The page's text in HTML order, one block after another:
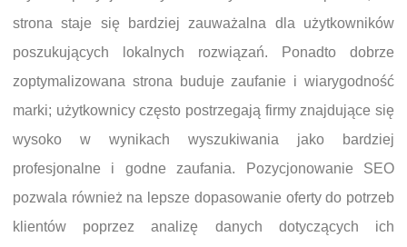
strona staje się bardziej zauważalna dla użytkowników
poszukujących lokalnych rozwiązań. Ponadto dobrze
zoptymalizowana strona buduje zaufanie i wiarygodność
marki; użytkownicy często postrzegają firmy znajdujące się
wysoko w wynikach wyszukiwania jako bardziej
profesjonalne i godne zaufania. Pozycjonowanie SEO
pozwala również na lepsze dopasowanie oferty do potrzeb
klientów poprzez analizę danych dotyczących ich